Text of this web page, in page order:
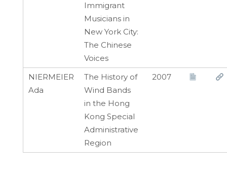
Immigrant
Musicians in
New York City:
The Chinese
Voices
NIERMEIER
Ada
The History of
Wind Bands
in the Hong
Kong Special
Administrative
Region
2007